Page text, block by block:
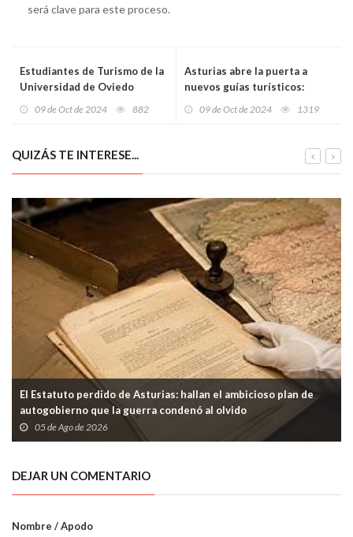
será clave para este proceso.
Estudiantes de Turismo de la
Universidad de Oviedo
turismo moderno
09 de Oct de 2024 882
Asturias abre la puerta a
nuevos guías turísticos:
09 de Oct de 2024 1319
QUIZÁS TE INTERESE...
El Estatuto perdido de Asturias: hallan el ambicioso plan de
autogobierno que la guerra condenó al olvido
05 de Ago de 2026
DEJAR UN COMENTARIO
Nombre / Apodo